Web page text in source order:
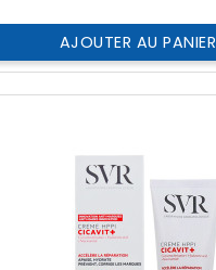
AJOUTER AU PANIER